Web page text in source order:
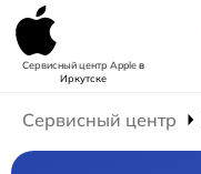
Сервисный центр Appleв
Иркутске
Сервисный центр